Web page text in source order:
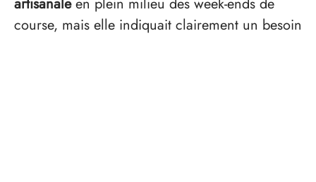
course, mais elle indiquait clairement un besoin